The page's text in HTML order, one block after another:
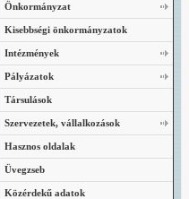
Önkormányzat
Kisebbségi önkormányzatok
Intézmények
Pályázatok
Társulások
Szervezetek, vállalkozások
Hasznos oldalak
Üvegzseb
Közérdekű adatok